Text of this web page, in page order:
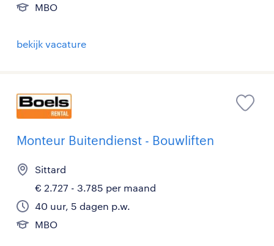
MBO
bekijk vacature
Monteur Buitendienst - Bouwliften
Sittard
€ 2.727 - 3.785 per maand
40 uur, 5 dagen p.w.
MBO